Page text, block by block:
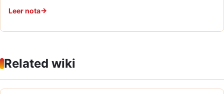
Leer nota
Related wiki